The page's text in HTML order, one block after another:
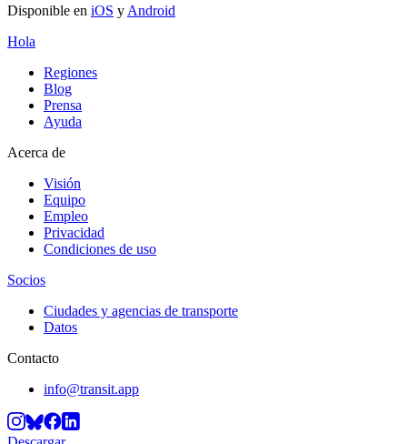
Disponible en iOS y Android
Hola
Regiones
Blog
Prensa
Ayuda
Acerca de
Visión
Equipo
Empleo
Privacidad
Condiciones de uso
Socios
Ciudades y agencias de transporte
Datos
Contacto
info@transit.app